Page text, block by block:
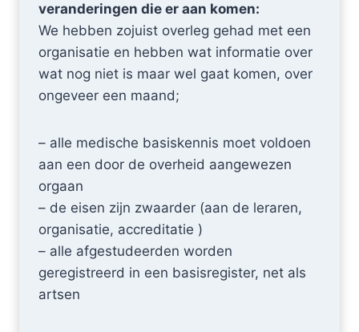
veranderingen die er aan komen:
We hebben zojuist overleg gehad met een
organisatie en hebben wat informatie over
wat nog niet is maar wel gaat komen, over
ongeveer een maand;
– alle medische basiskennis moet voldoen
aan een door de overheid aangewezen
orgaan
– de eisen zijn zwaarder (aan de leraren,
organisatie, accreditatie )
– alle afgestudeerden worden
geregistreerd in een basisregister, net als
artsen